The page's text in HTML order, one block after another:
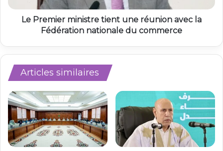
Le Premier ministre tient une réunion avec la
Fédération nationale du commerce
Articles similaires